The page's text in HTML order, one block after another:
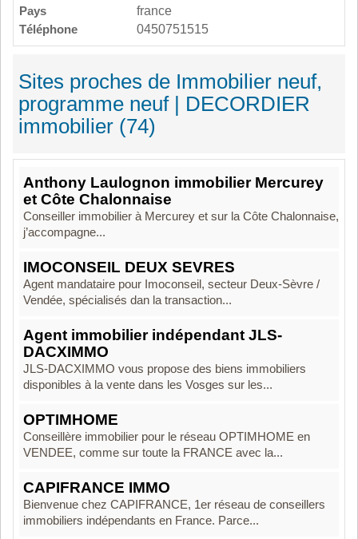
Pays
france
Téléphone
0450751515
Sites proches de Immobilier neuf,
programme neuf | DECORDIER
immobilier (74)
Anthony Laulognon immobilier Mercurey
et Côte Chalonnaise
Conseiller immobilier à Mercurey et sur la Côte Chalonnaise,
j’accompagne...
IMOCONSEIL DEUX SEVRES
Agent mandataire pour Imoconseil, secteur Deux-Sèvre /
Vendée, spécialisés dan la transaction...
Agent immobilier indépendant JLS-
DACXIMMO
JLS-DACXIMMO vous propose des biens immobiliers
disponibles à la vente dans les Vosges sur les...
OPTIMHOME
Conseillère immobilier pour le réseau OPTIMHOME en
VENDEE, comme sur toute la FRANCE avec la...
CAPIFRANCE IMMO
Bienvenue chez CAPIFRANCE, 1er réseau de conseillers
immobiliers indépendants en France. Parce...